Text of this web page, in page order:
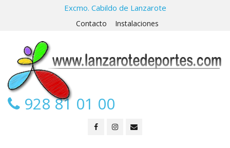
Excmo. Cabildo de Lanzarote
Contacto Instalaciones
928 81 01 00